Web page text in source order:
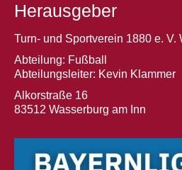
Herausgeber
Turn- und Sportverein 1880 e. V.
Abteilung: Fußball
Abteilungsleiter: Kevin Klammer
Alkorstraße 16
83512 Wasserburg am Inn